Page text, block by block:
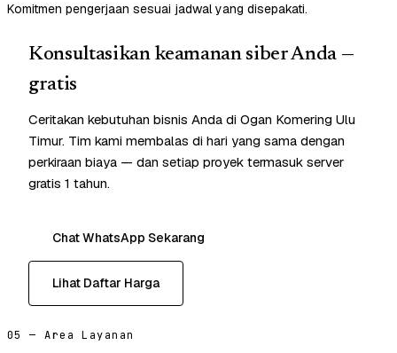
Komitmen pengerjaan sesuai jadwal yang disepakati.
Konsultasikan keamanan siber Anda —
gratis
Ceritakan kebutuhan bisnis Anda di Ogan Komering Ulu
Timur. Tim kami membalas di hari yang sama dengan
perkiraan biaya — dan setiap proyek termasuk server
gratis 1 tahun.
Chat WhatsApp Sekarang
Lihat Daftar Harga
05 — Area Layanan